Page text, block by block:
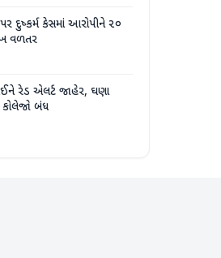
પર દુષ્કર્મ કેસમાં આરોપીને ૨૦
વળતર
રેડ એલર્ટ જાહેર, ઘણા
બંધ